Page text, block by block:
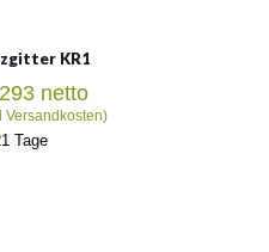
KR1
Preisspanne:
€149
bis
netto
Versandkosten)
Tage